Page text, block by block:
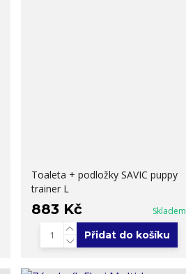
Toaleta + podložky SAVIC puppy
trainer L
883 Kč Skladem
Přidat do košíku